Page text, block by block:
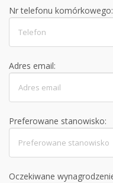
Nr telefonu komórkowego:
Adres email:
Preferowane stanowisko:
Oczekiwane